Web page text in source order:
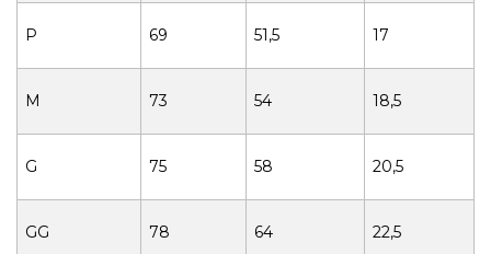
P 69 51,5 17
M 73 54 18,5
G 75 58 20,5
GG 78 64 22,5